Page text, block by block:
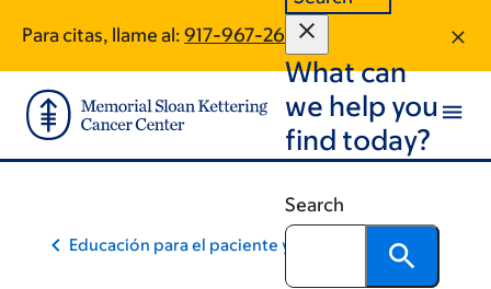
main
content
footer
Para citas, llame al: 917-967-2667
What can
we help you
find today?
Search
Educación para el paciente y la comunidad